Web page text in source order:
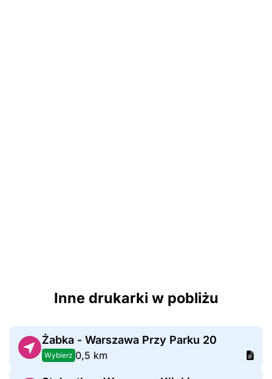
Inne drukarki w pobliżu
Żabka - Warszawa Przy Parku 20
Wybierz 0,5 km